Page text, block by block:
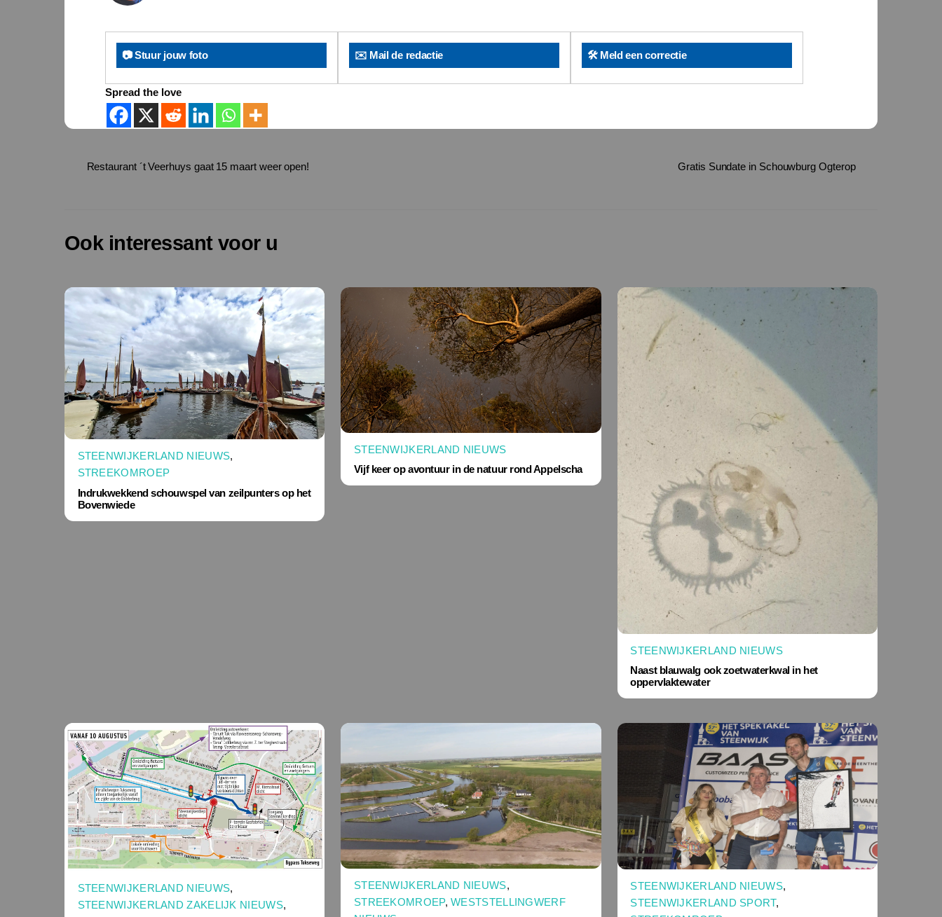
📷 Stuur jouw foto ✉️ Mail de redactie 🛠️ Meld een correctie
Spread the love
Restaurant ´t Veerhuys gaat 15 maart weer open! Gratis Sundate in Schouwburg Ogterop
Ook interessant voor u
STEENWIJKERLAND NIEUWS,
STREEKOMROEP
Indrukwekkend schouwspel van zeilpunters op het
Bovenwiede
STEENWIJKERLAND NIEUWS
Vijf keer op avontuur in de natuur rond Appelscha
STEENWIJKERLAND NIEUWS
Naast blauwalg ook zoetwaterkwal in het
oppervlaktewater
STEENWIJKERLAND NIEUWS,
STEENWIJKERLAND ZAKELIJK NIEUWS,
STEENWIJKERLAND NIEUWS,
STREEKOMROEP,WESTSTELLINGWERF
STEENWIJKERLAND NIEUWS,
STEENWIJKERLAND SPORT,